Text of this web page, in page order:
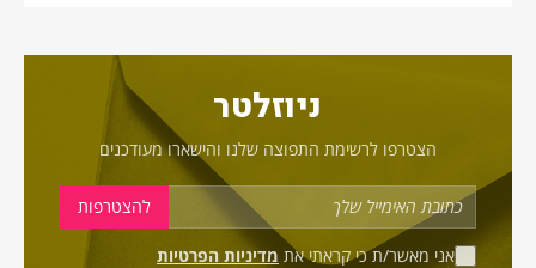
ניוזלטר
הצטרפו לרשימת התפוצה שלנו והישארו מעודכנים
אני מאשר/ת כי קראתי את מדיניות הפרטיות